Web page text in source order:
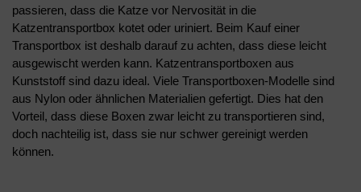
passieren, dass die Katze vor Nervosität in die
Katzentransportbox kotet oder uriniert. Beim Kauf einer
Transportbox ist deshalb darauf zu achten, dass diese leicht
ausgewischt werden kann. Katzentransportboxen aus
Kunststoff sind dazu ideal. Viele Transportboxen-Modelle sind
aus Nylon oder ähnlichen Materialien gefertigt. Dies hat den
Vorteil, dass diese Boxen zwar leicht zu transportieren sind,
doch nachteilig ist, dass sie nur schwer gereinigt werden
können.